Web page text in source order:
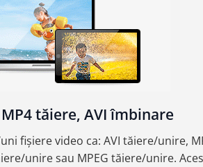
tăiere, AVI îmbinare
fișiere video ca: AVI tăiere/unire,
unire sau MPEG tăiere/unire.